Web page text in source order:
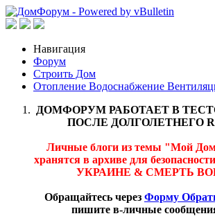
Навигация
Форум
Строить Дом
Отопление Водоснабжение
ДОМФОРУМ РАБОТАЕТ В
ПОСЛЕ ДОЛГОЛЕТНЕГО
Личные блоги из темы "Мой
хранятся в архиве для
УКРАИНЕ & СМЕРТЬ
Обращайтесь через Форму
пишите в-личные